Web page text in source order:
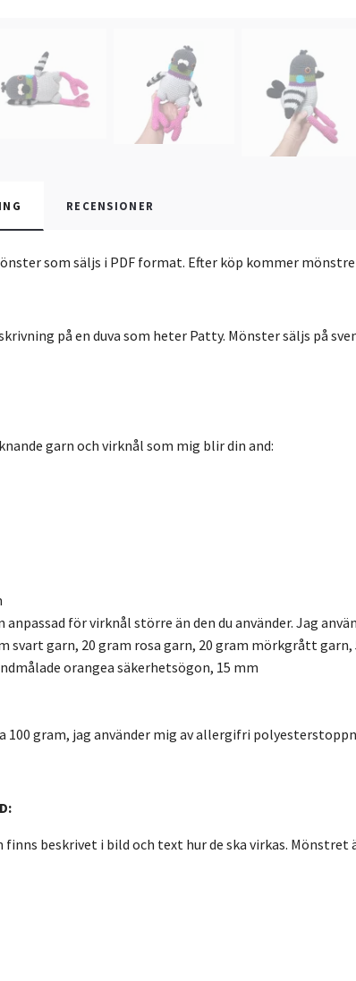
RECENSIONER
som säljs i PDF format. Efter köp kommer
på en duva som heter Patty. Mönster säljs på
garn och virknål som mig blir din and:
anpassad för virknål större än den du använder. Jag
svart garn, 20 gram rosa garn, 20 gram mörkgrått
orangea säkerhetsögon, 15 mm
100 gram, jag använder mig av allergifri
finns beskrivet i bild och text hur de ska virkas. Mönstret